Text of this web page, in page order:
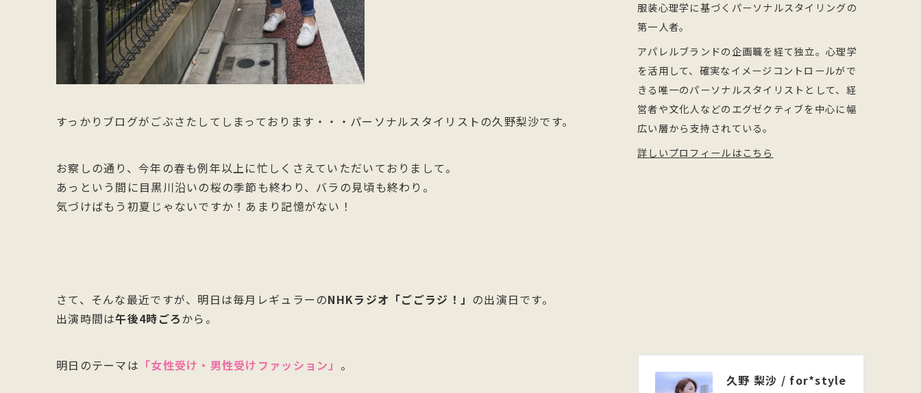
すっかりブログがごぶさたしてしまっております・・・パーソナルスタイリストの久野梨沙です。
お察しの通り、今年の春も例年以上に忙しくさえていただいておりまして。
あっという間に目黒川沿いの桜の季節も終わり、バラの見頃も終わり。
気づけばもう初夏じゃないですか！あまり記憶がない！
さて、そんな最近ですが、明日は毎月レギュラーのNHKラジオ「ごごラジ！」 の出演日です。
出演時間は午後4時ごろから。
明日のテーマは 「女性受け・男性受けファッション」 。
服装心理学に基づくパーソナルスタイリングの
第一人者。
アパレルブランドの企画職を経て独立。心理学
を活用して、確実なイメージコントロールがで
きる唯一のパーソナルスタイリストとして、経
営者や文化人などのエグゼクティブを中心に幅
広い層から支持されている。
詳しいプロフィールはこちら
久野 梨沙 / for*style